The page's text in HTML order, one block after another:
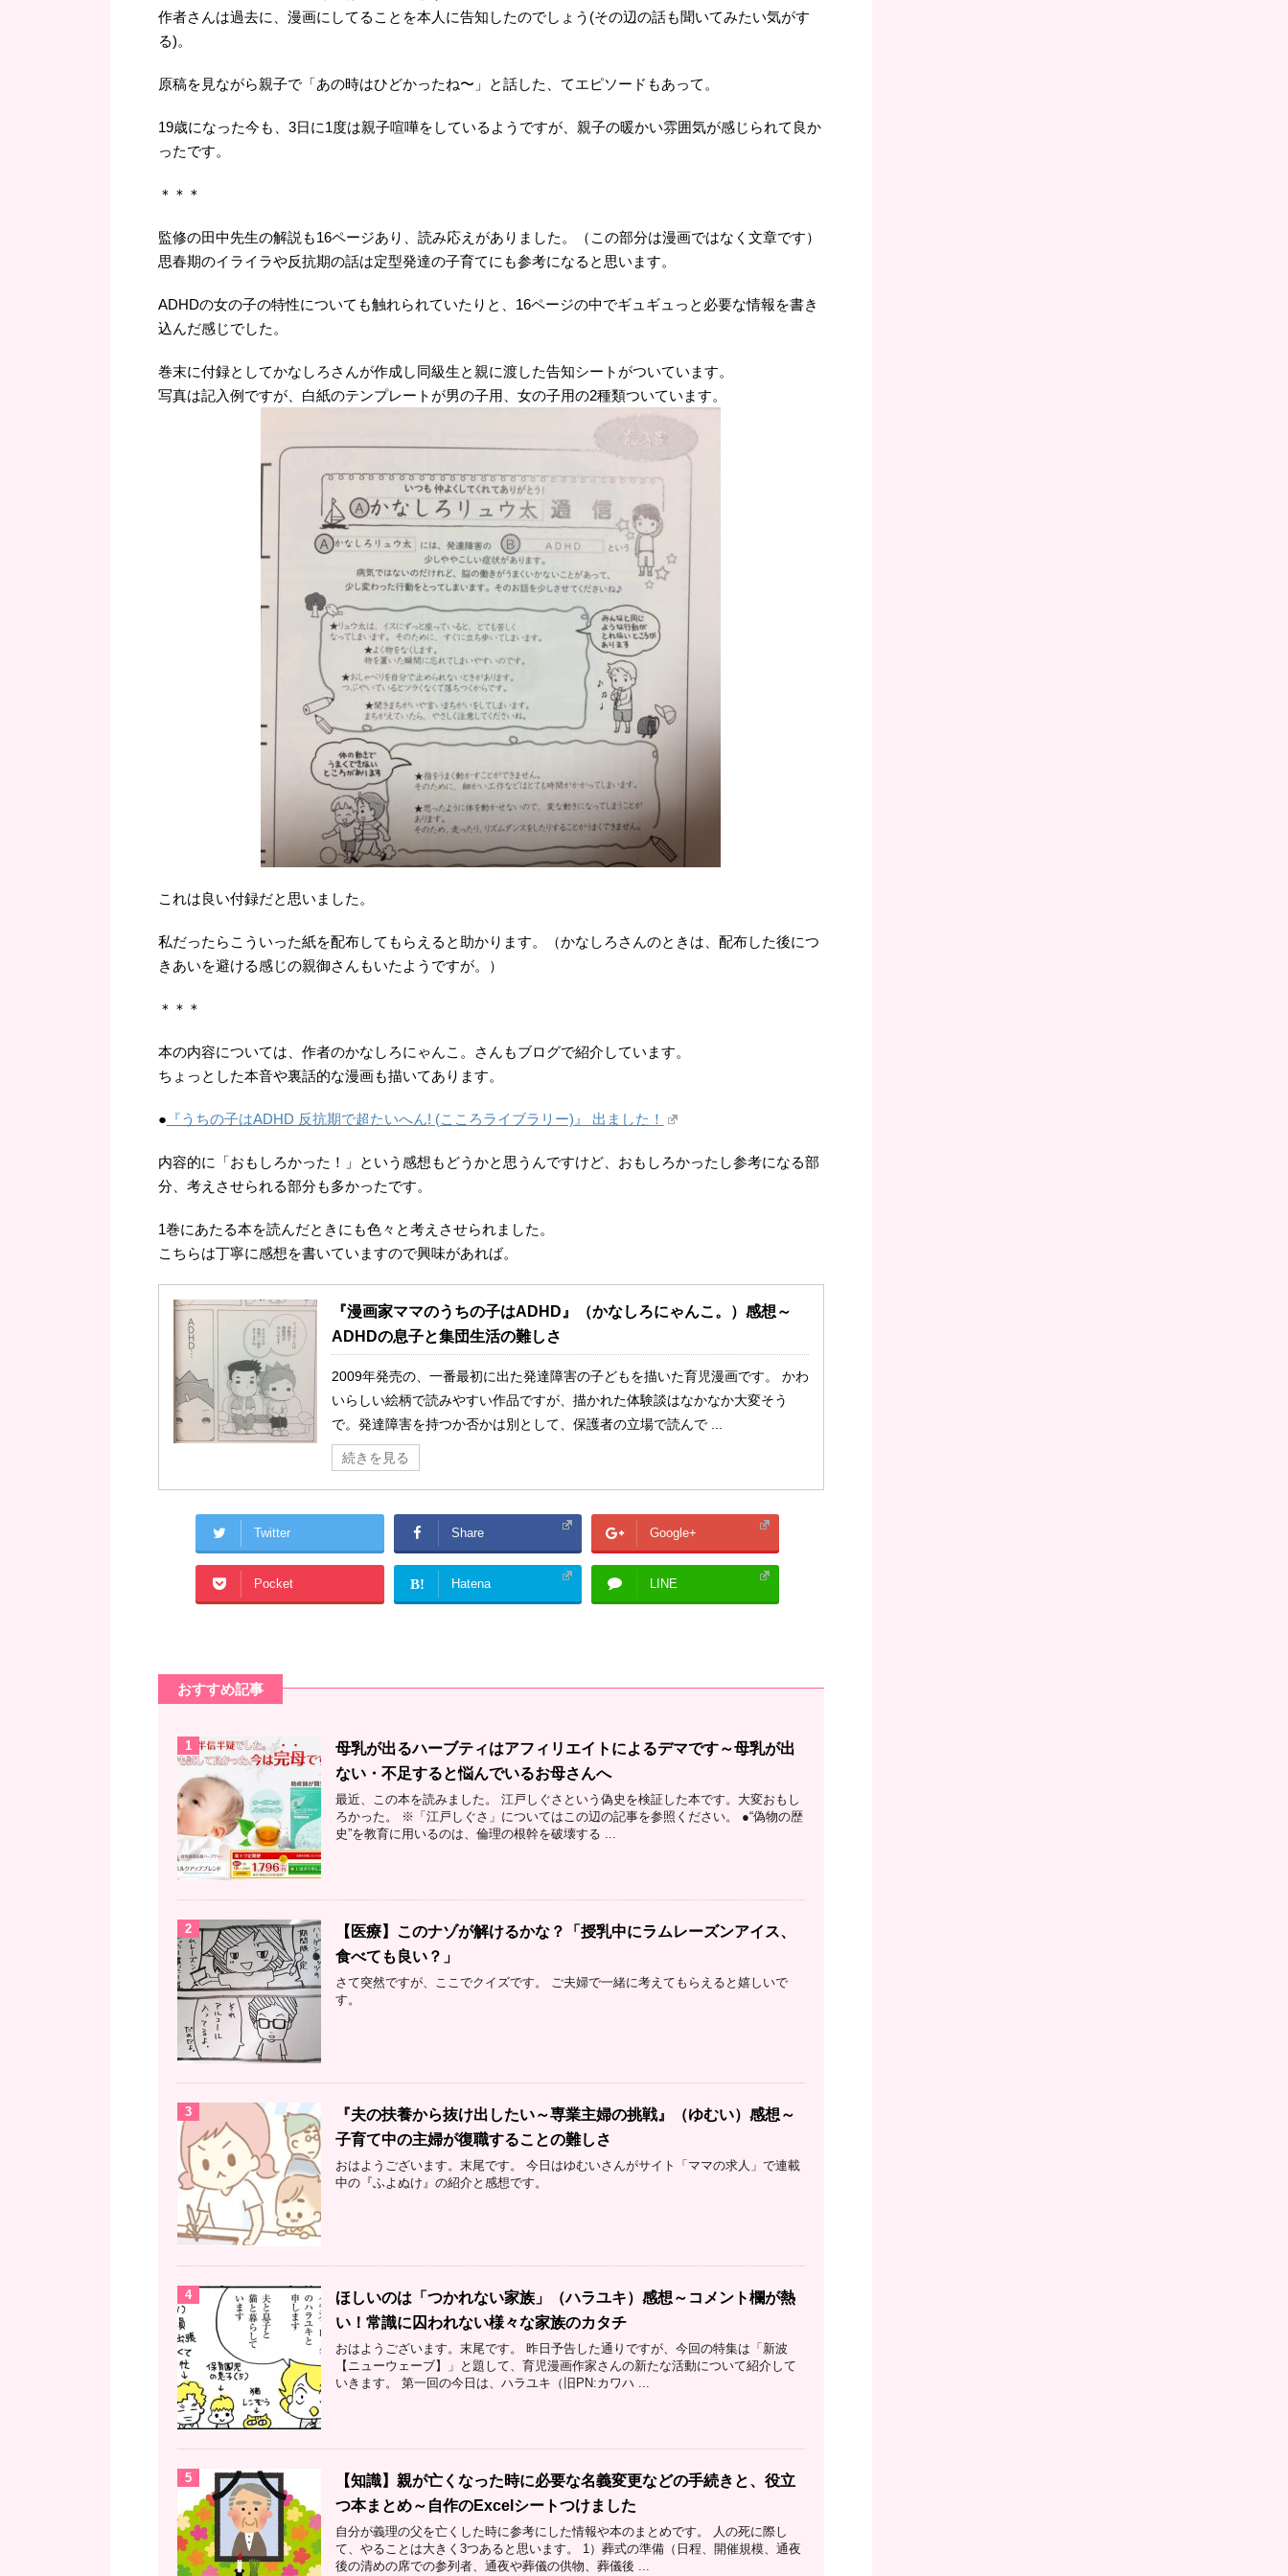
作者さんは過去に、漫画にしてることを本人に告知したのでしょう(その辺の話も聞いてみたい気がす
る)。
原稿を見ながら親子で「あの時はひどかったね〜」と話した、てエピソードもあって。
19歳になった今も、3日に1度は親子喧嘩をしているようですが、親子の暖かい雰囲気が感じられて良か
ったです。
＊＊＊
監修の田中先生の解説も16ページあり、読み応えがありました。（この部分は漫画ではなく文章です）
思春期のイライラや反抗期の話は定型発達の子育てにも参考になると思います。
ADHDの女の子の特性についても触れられていたりと、16ページの中でギュギュっと必要な情報を書き
込んだ感じでした。
巻末に付録としてかなしろさんが作成し同級生と親に渡した告知シートがついています。
写真は記入例ですが、白紙のテンプレートが男の子用、女の子用の2種類ついています。
これは良い付録だと思いました。
私だったらこういった紙を配布してもらえると助かります。（かなしろさんのときは、配布した後につ
きあいを避ける感じの親御さんもいたようですが。）
＊＊＊
本の内容については、作者のかなしろにゃんこ。さんもブログで紹介しています。
ちょっとした本音や裏話的な漫画も描いてあります。
● 『うちの子はADHD 反抗期で超たいへん! (こころライブラリー)』 出ました！
内容的に「おもしろかった！」という感想もどうかと思うんですけど、おもしろかったし参考になる部
分、考えさせられる部分も多かったです。
1巻にあたる本を読んだときにも色々と考えさせられました。
こちらは丁寧に感想を書いていますので興味があれば。
『漫画家ママのうちの子はADHD』（かなしろにゃんこ。）感想～
ADHDの息子と集団生活の難しさ
2009年発売の、一番最初に出た発達障害の子どもを描いた育児漫画です。 かわ
いらしい絵柄で読みやすい作品ですが、描かれた体験談はなかなか大変そう
で。発達障害を持つか否かは別として、保護者の立場で読んで ...
続きを見る
Twitter Share Google+
Pocket B! Hatena LINE
おすすめ記事
1
母乳が出るハーブティはアフィリエイトによるデマです～母乳が出
ない・不足すると悩んでいるお母さんへ
最近、この本を読みました。 江戸しぐさという偽史を検証した本です。大変おもし
ろかった。 ※「江戸しぐさ」についてはこの辺の記事を参照ください。 ●“偽物の歴
史”を教育に用いるのは、倫理の根幹を破壊する ...
2
【医療】このナゾが解けるかな？「授乳中にラムレーズンアイス、
食べても良い？」
さて突然ですが、ここでクイズです。 ご夫婦で一緒に考えてもらえると嬉しいで
す。
3
『夫の扶養から抜け出したい～専業主婦の挑戦』（ゆむい）感想～
子育て中の主婦が復職することの難しさ
おはようございます。末尾です。 今日はゆむいさんがサイト「ママの求人」で連載
中の『ふよぬけ』の紹介と感想です。
4
ほしいのは「つかれない家族」（ハラユキ）感想～コメント欄が熱
い！常識に囚われない様々な家族のカタチ
おはようございます。末尾です。 昨日予告した通りですが、今回の特集は「新波
【ニューウェーブ】」と題して、育児漫画作家さんの新たな活動について紹介して
いきます。 第一回の今日は、ハラユキ（旧PN:カワハ ...
5
【知識】親が亡くなった時に必要な名義変更などの手続きと、役立
つ本まとめ～自作のExcelシートつけました
自分が義理の父を亡くした時に参考にした情報や本のまとめです。 人の死に際し
て、やることは大きく3つあると思います。 1）葬式の準備（日程、開催規模、通夜
後の清めの席での参列者、通夜や葬儀の供物、葬儀後 ...